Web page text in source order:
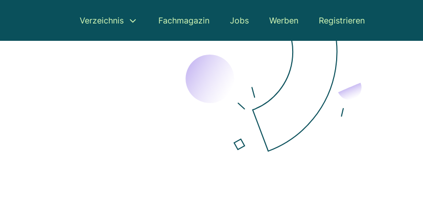
Verzeichnis Fachmagazin Jobs Werben Registrieren